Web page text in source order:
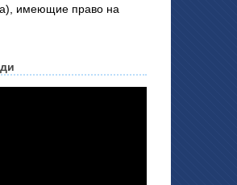
имеющие право на